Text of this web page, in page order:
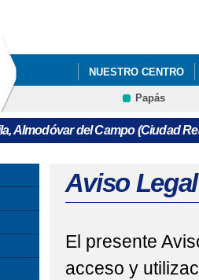
NUESTRO CENTRO
DESFILE DE
Papás
Contacto
Almodóvar del Campo (Ciudad
aquí
Aviso Legal
El presente
acceso y